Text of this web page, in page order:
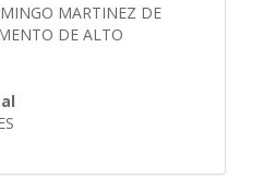
MARTINEZ DE
DE ALTO